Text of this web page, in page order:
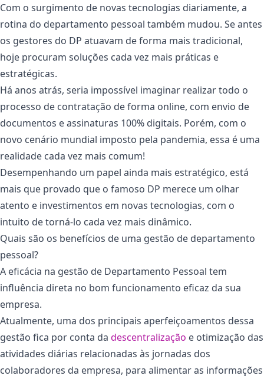
Com o surgimento de novas tecnologias diariamente, a
rotina do departamento pessoal também mudou. Se antes
os gestores do DP atuavam de forma mais tradicional,
hoje procuram soluções cada vez mais práticas e
estratégicas.
Há anos atrás, seria impossível imaginar realizar todo o
processo de contratação de forma online, com envio de
documentos e assinaturas 100% digitais. Porém, com o
novo cenário mundial imposto pela pandemia, essa é uma
realidade cada vez mais comum!
Desempenhando um papel ainda mais estratégico, está
mais que provado que o famoso DP merece um olhar
atento e investimentos em novas tecnologias, com o
intuito de torná-lo cada vez mais dinâmico.
Quais são os benefícios de uma gestão de departamento
pessoal?
A eficácia na gestão de Departamento Pessoal tem
influência direta no bom funcionamento eficaz da sua
empresa.
Atualmente, uma dos principais aperfeiçoamentos dessa
gestão fica por conta da descentralização e otimização das
atividades diárias relacionadas às jornadas dos
colaboradores da empresa, para alimentar as informações